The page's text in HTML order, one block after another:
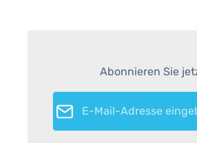
Abonnieren Sie
E-Mail-Adresse*